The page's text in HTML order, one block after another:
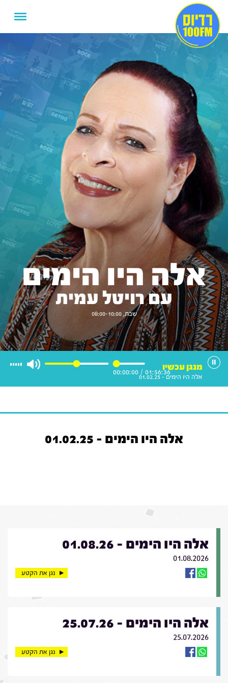
אלה היו הימים
עם רויטל עמית
שבת, 08:00-10:00
01:56:36
/
00:00:00
מנגן עכשיו
אלה היו הימים - 01.02.25
אלה היו הימים - 01.02.25
אלה היו הימים - 01.08.26
01.08.2026
נגן את הקטע
אלה היו הימים - 25.07.26
25.07.2026
נגן את הקטע